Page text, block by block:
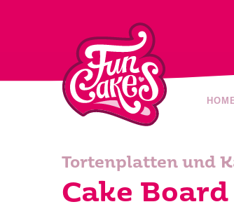
Tortenplatten und
Cake